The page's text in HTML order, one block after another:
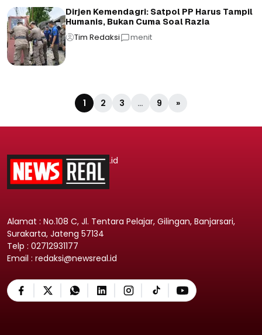
Dirjen Kemendagri: Satpol PP Harus Tampil
Humanis, Bukan Cuma Soal Razia
Tim Redaksi menit
1 2 3 … 9 »
.id
Alamat : No.108 C, Jl. Tentara Pelajar, Gilingan, Banjarsari,
Surakarta, Jateng 57134
Telp : 02712931177
Email : redaksi@newsreal.id